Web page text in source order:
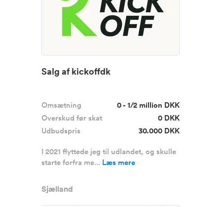
Salg af kickoffdk
Omsætning
0 - 1/2 million DKK
Overskud før skat
0 DKK
Udbudspris
30.000 DKK
I 2021 flyttede jeg til udlandet, og skulle
starte forfra me... Læs mere
Sjælland